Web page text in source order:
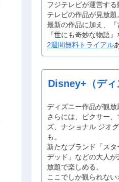
フジテレビが運営す
テレビの作品が見放題
最新の作品に加え、『
『世にも奇妙な物語
2週間無料トライアル
Disney+（ディ
ディズニー作品が観放
さらには、ピクサー
ズ、ナショナル ジオ
も。
新たなブランド「スタ
デッド」などの大人
放題で楽しめる。
ここでしか観られない